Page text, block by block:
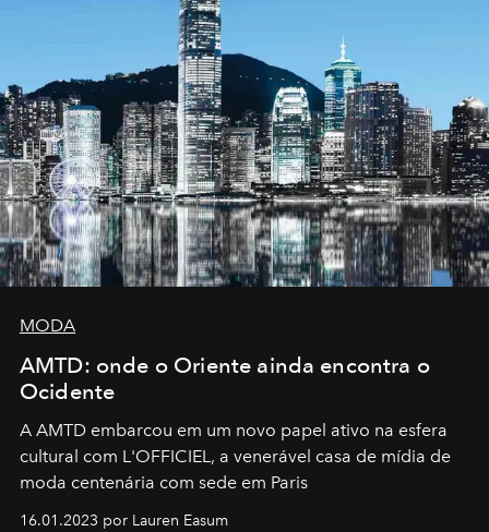
MODA
AMTD: onde o Oriente ainda encontra o
Ocidente
A AMTD embarcou em um novo papel ativo na esfera
cultural com L'OFFICIEL, a venerável casa de mídia de
moda centenária com sede em Paris
16.01.2023 por Lauren Easum